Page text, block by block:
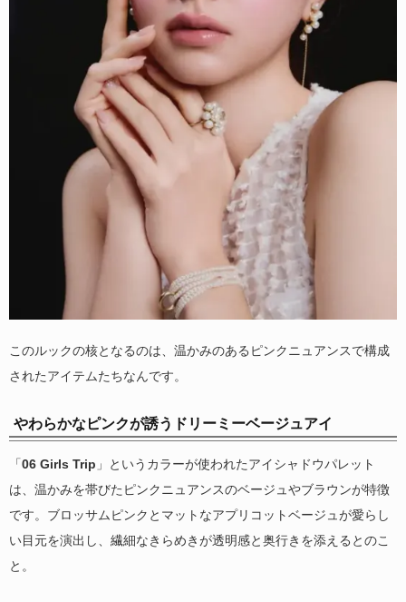
このルックの核となるのは、温かみのあるピンクニュアンスで構成
されたアイテムたちなんです。
やわらかなピンクが誘うドリーミーベージュアイ
「06 Girls Trip 」というカラーが使われたアイシャドウパレット
は、温かみを帯びたピンクニュアンスのベージュやブラウンが特徴
です。ブロッサムピンクとマットなアプリコットベージュが愛らし
い目元を演出し、繊細なきらめきが透明感と奥行きを添えるとのこ
と。